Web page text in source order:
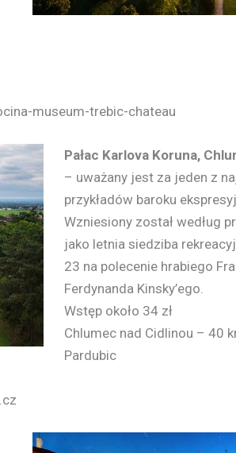
museum-trebic-chateau
Pałac Karlova Koruna,
– uważany jest za jeden z
przykładów baroku
Wzniesiony został według
jako letnia siedziba
23 na polecenie hrabiego
Ferdynanda Kinsky’ego.
Wstęp około 34 zł
Chlumec nad Cidlinou – 40
Pardubic